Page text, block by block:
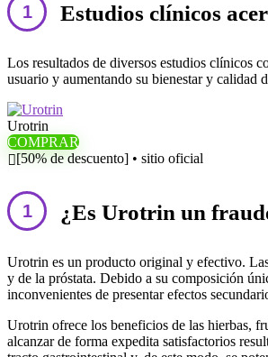
Estudios clínicos
Los resultados de diversos estudios clínicos
usuario y aumentando su bienestar y calidad
Urotrin
COMPRAR
[50% de descuento] • sitio oficial
¿Es Urotrin un
Urotrin es un producto original y efectivo.
y de la próstata. Debido a su composición
inconvenientes de presentar efectos
Urotrin ofrece los beneficios de las hierbas,
alcanzar de forma expedita satisfactorios